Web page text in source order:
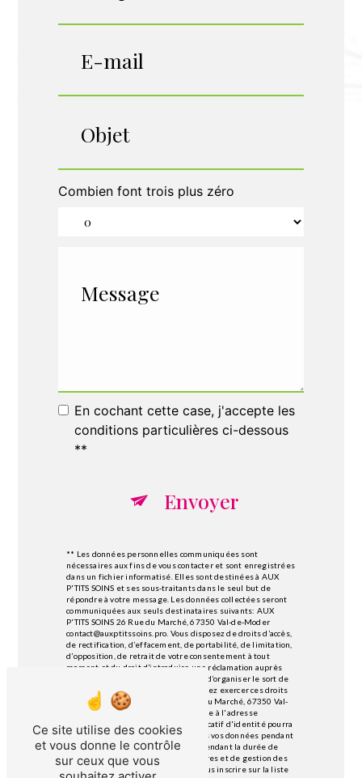
Combien font trois plus zéro
En cochant cette case, j'accepte les
conditions particulières ci-dessous
**
Envoyer
** Les données personnelles communiquées sont
nécessaires aux fins de vous contacter et sont enregistrées
dans un fichier informatisé. Elles sont destinées à AUX
P'TITS SOINS et ses sous-traitants dans le seul but de
répondre à votre message. Les données collectées seront
communiquées aux seuls destinataires suivants: AUX
P'TITS SOINS 26 Rue du Marché, 67350 Val-de-Moder
contact@auxptitssoins.pro. Vous disposez de droits d’accès,
de rectification, d’effacement, de portabilité, de limitation,
d’opposition, de retrait de votre consentement à tout
moment et du droit d’introduire une réclamation auprès
d’une autorité de contrôle, ainsi que d’organiser le sort de
vos données post-mortem. Vous pouvez exercer ces droits
par voie postale à l'adresse 26 Rue du Marché, 67350 Val-
de-Moder ou par courrier électronique à l'adresse
contact@auxptitssoins.pro. Un justificatif d'identité pourra
vous être demandé. Nous conservons vos données pendant
la période de prise de contact puis pendant la durée de
prescription légale aux fins probatoires et de gestion des
contentieux. Vous avez le droit de vous inscrire sur la liste
Ce site utilise des cookies
et vous donne le contrôle
sur ceux que vous